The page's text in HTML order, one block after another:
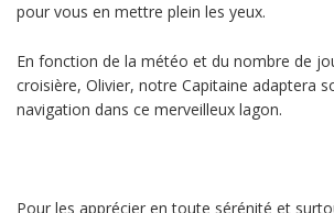
pour vous en mettre plein les yeux.
En fonction de la météo et du nombre de
croisière, Olivier, notre Capitaine adaptera
navigation dans ce merveilleux lagon.
Pour les apprécier en toute sérénité et